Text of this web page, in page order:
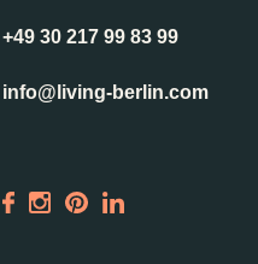
ALICE Rooftop &
Garden
+49 30 217 99 83 99
info@living-berlin.com